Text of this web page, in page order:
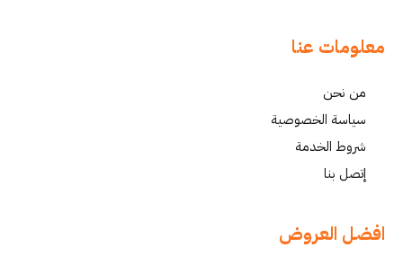
معلومات عنا
من نحن
سياسة الخصوصية
شروط الخدمة
إتصل بنا
افضل العروض